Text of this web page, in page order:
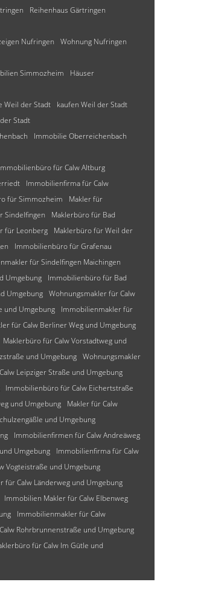
Reihenhaus Gärtringen
Nufringen
Wohnung Nufringen
Simmozheim
Häuser
Weil der Stadt
kaufen Weil der Stadt
Stadt
Immobilie Oberreichenbach
für Calw Altburg
Immobilienfirma für Calw
für Simmozheim
Makler für
Sindelfingen
Maklerbüro für Bad
für Leonberg
Maklerbüro für Weil der
Immobilienbüro für Grafenau
für Sindelfingen Maichingen
Umgebung
Immobilienbüro für Bad
Umgebung Wohnungsmakler für Calw
und Umgebung
Immobilienmakler für
für Calw Berliner Weg und Umgebung
Maklerbüro für Calw Vorstadtweg und
und Umgebung Wohnungsmakler
Leipziger Straße und Umgebung
Immobilienbüro für Calw Eichertstraße
und Umgebung
Makler für Calw
und Umgebung
Immobilienfirmen für Calw Andreäweg
Umgebung
Immobilienfirma für Calw
Vogteistraße und Umgebung
für Calw Länderweg und Umgebung
Immobilien Makler für Calw Elbenweg
Immobilienmakler für Calw
Rohrbrunnenstraße und Umgebung
für Calw Im Gütle und